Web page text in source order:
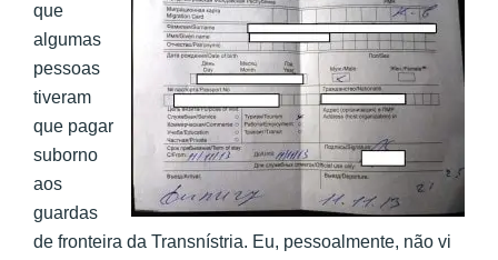
que
algumas
pessoas
tiveram
que pagar
suborno
aos
guardas
de fronteira da Transnístria. Eu, pessoalmente, não vi